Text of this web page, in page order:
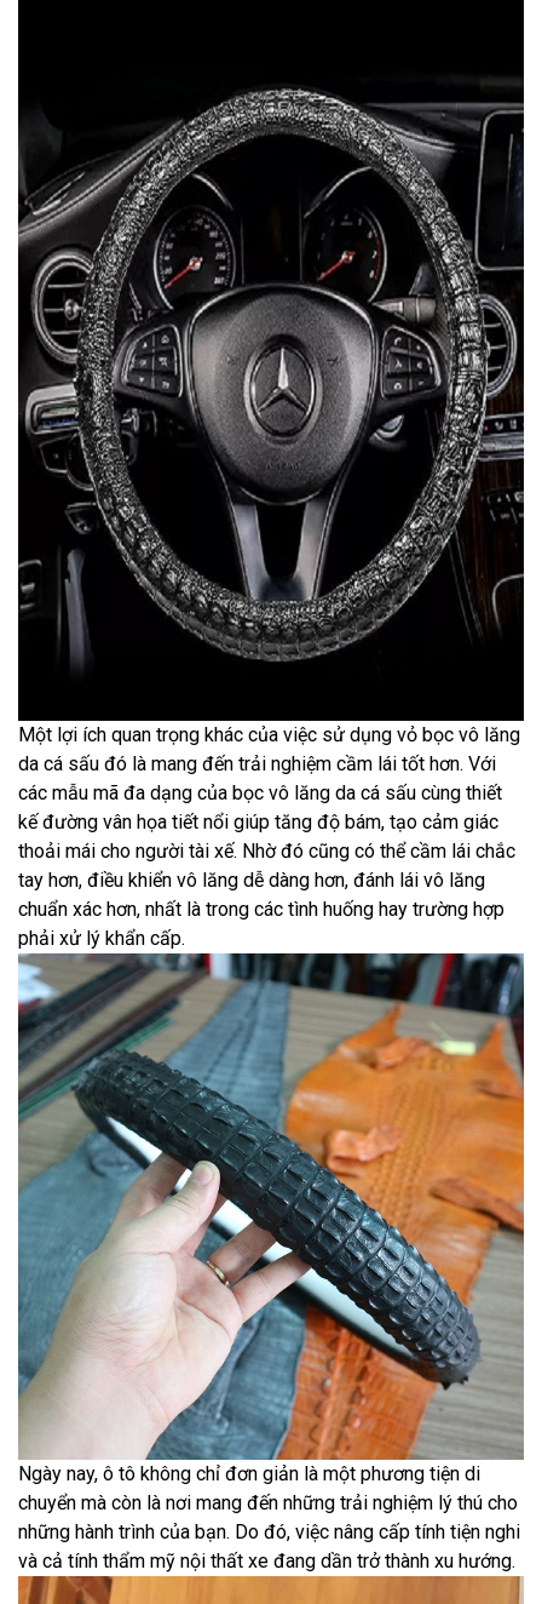
Một lợi ích quan trọng khác của việc sử dụng vỏ bọc vô lăng
da cá sấu đó là mang đến trải nghiệm cầm lái tốt hơn. Với
các mẫu mã đa dạng của bọc vô lăng da cá sấu cùng thiết
kế đường vân họa tiết nổi giúp tăng độ bám, tạo cảm giác
thoải mái cho người tài xế. Nhờ đó cũng có thể cầm lái chắc
tay hơn, điều khiển vô lăng dễ dàng hơn, đánh lái vô lăng
chuẩn xác hơn, nhất là trong các tình huống hay trường hợp
phải xử lý khẩn cấp.
Ngày nay, ô tô không chỉ đơn giản là một phương tiện di
chuyển mà còn là nơi mang đến những trải nghiệm lý thú cho
những hành trình của bạn. Do đó, việc nâng cấp tính tiện nghi
và cả tính thẩm mỹ nội thất xe đang dần trở thành xu hướng.